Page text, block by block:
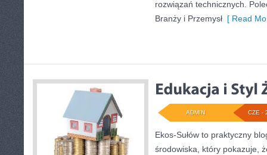
rozwiązań technicznych.
Branży i Przemysł [ Read
CZE -
ADMIN
Ekos-Sułów to praktyczny
środowiska, który pokazuje,